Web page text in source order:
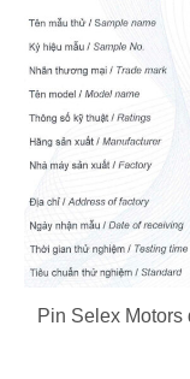
Pin Selex